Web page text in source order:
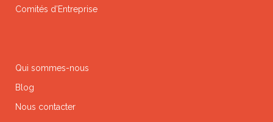
Comités d’Entreprise
Qui sommes-nous
Blog
Nous contacter